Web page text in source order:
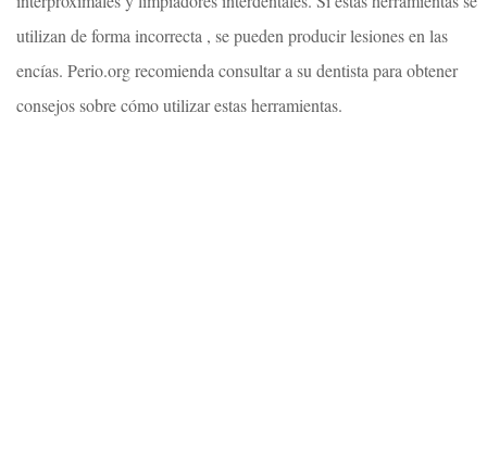
utilizan de forma incorrecta , se pueden producir lesiones en las
encías. Perio.org recomienda consultar a su dentista para obtener
consejos sobre cómo utilizar estas herramientas.